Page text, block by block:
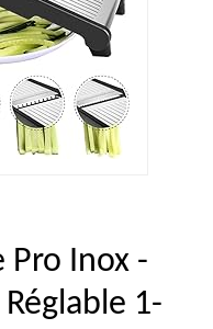
Pro Inox -
1-